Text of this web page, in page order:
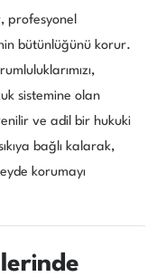
profesyonel
bütünlüğünü korur.
sistemine olan
ve adil bir hukuki
bağlı kalarak,
korumayı